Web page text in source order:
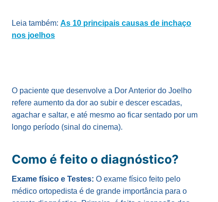
Leia também: As 10 principais causas de inchaço
nos joelhos
O paciente que desenvolve a Dor Anterior do Joelho
refere aumento da dor ao subir e descer escadas,
agachar e saltar, e até mesmo ao ficar sentado por um
longo período (sinal do cinema).
Como é feito o diagnóstico?
Exame físico e Testes: O exame físico feito pelo
médico ortopedista é de grande importância para o